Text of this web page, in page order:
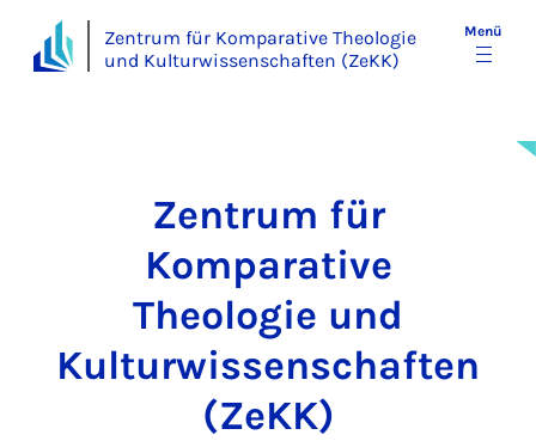
Zentrum für Komparative Theologie
und Kulturwissenschaften (ZeKK)
Menü
Zentrum für
Komparative
Theologie und
Kulturwissenschaften
(ZeKK)